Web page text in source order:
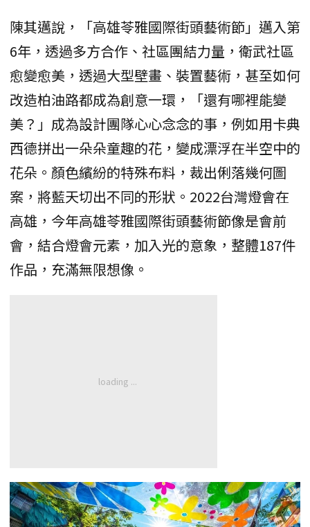
陳其邁說，「高雄苓雅國際街頭藝術節」邁入第
6年，透過多方合作、社區團結力量，衛武社區
愈變愈美，透過大型壁畫、裝置藝術，甚至如何
改造柏油路都成為創意一環，「還有哪裡能變
美？」成為設計團隊心心念念的事，例如用卡典
西德拼出一朵朵童趣的花，變成漂浮在半空中的
花朵。顏色繽紛的特殊布料，裁出俐落幾何圖
案，將藍天切出不同的形狀。2022台灣燈會在
高雄，今年高雄苓雅國際街頭藝術節像是會前
會，結合燈會元素，加入光的意象，整體187件
作品，充滿無限想像。